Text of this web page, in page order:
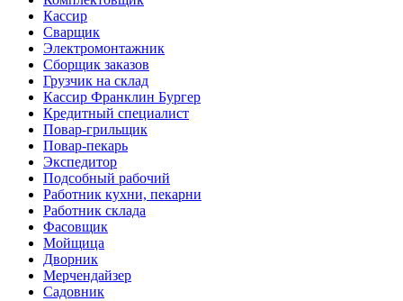
Кассир
Сварщик
Электромонтажник
Сборщик заказов
Грузчик на склад
Кассир Франклин Бургер
Кредитный специалист
Повар-грильщик
Повар-пекарь
Экспедитор
Подсобный рабочий
Работник кухни, пекарни
Работник склада
Фасовщик
Мойщица
Дворник
Мерчендайзер
Садовник